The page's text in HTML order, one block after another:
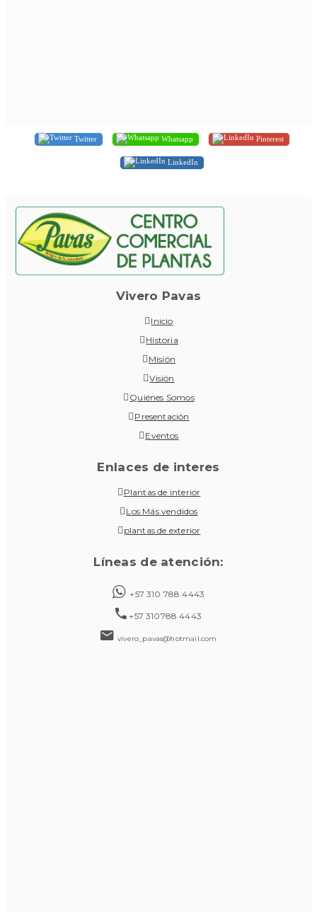
Twitter Whatsapp Pinterest
LinkedIn
Vivero Pavas
Inicio
Historia
Misión
Visión
Quiénes Somos
Presentación
Eventos
Enlaces de interes
Plantas de interior
Los Más vendidos
plantas de exterior
Líneas de atención:
+57 310 788 4443
+57 310788 4443
vivero_pavas@hotmail.com